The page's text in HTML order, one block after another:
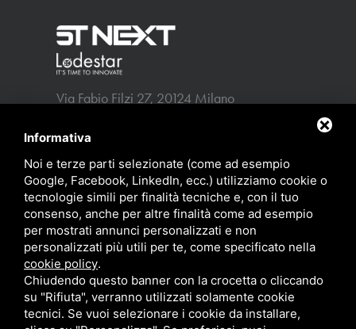
Via Fabio Filzi 27, 20124 Milano
p.iva 13309640152
Privacy policy-Sitemap
Informativa
Noi e terze parti selezionate (come ad esempio
Google, Facebook, LinkedIn, ecc.) utilizziamo cookie o
tecnologie simili per finalità tecniche e, con il tuo
consenso, anche per altre finalità come ad esempio
per mostrati annunci personalizzati e non
personalizzati più utili per te, come specificato nella
cookie policy.
Chiudendo questo banner con la crocetta o cliccando
su "Rifiuta", verranno utilizzati solamente cookie
tecnici. Se vuoi selezionare i cookie da installare,